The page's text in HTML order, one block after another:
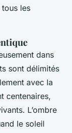
tous les
dans
sont délimités
avec la
centenaires,
L’ombre
le soleil